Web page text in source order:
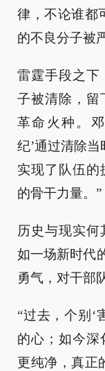
律，不论谁都
的不良分子被
雷霆手段之下
子被清除，留
革命火种。
纪’通过清除当
实现了队伍的
的骨干力量。”
历史与现实何
如一场新时代
勇气，对干部
“过去，个别‘
的心；如今深
更纯净，真正